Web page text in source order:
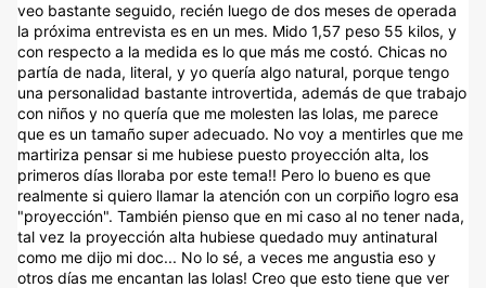
veo bastante seguido, recién luego de dos meses de operada
la próxima entrevista es en un mes. Mido 1,57 peso 55 kilos, y
con respecto a la medida es lo que más me costó. Chicas no
partía de nada, literal, y yo quería algo natural, porque tengo
una personalidad bastante introvertida, además de que trabajo
con niños y no quería que me molesten las lolas, me parece
que es un tamaño super adecuado. No voy a mentirles que me
martiriza pensar si me hubiese puesto proyección alta, los
primeros días lloraba por este tema!! Pero lo bueno es que
realmente si quiero llamar la atención con un corpiño logro esa
"proyección". También pienso que en mi caso al no tener nada,
tal vez la proyección alta hubiese quedado muy antinatural
como me dijo mi doc... No lo sé, a veces me angustia eso y
otros días me encantan las lolas! Creo que esto tiene que ver